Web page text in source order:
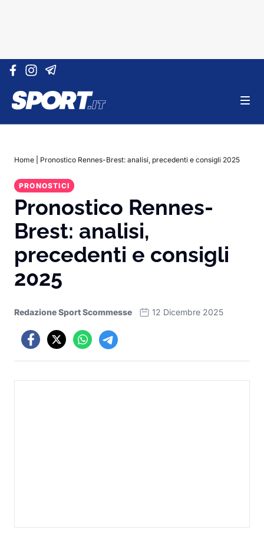
Vai al contenuto
Home Pronostico Rennes-Brest: analisi, precedenti e consigli 2025
PRONOSTICI
Pronostico Rennes-
Brest: analisi,
precedenti e consigli
2025
Redazione Sport Scommesse 12 Dicembre 2025